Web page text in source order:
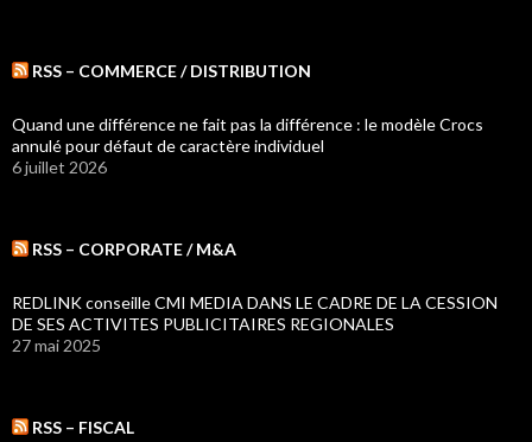
RSS – COMMERCE / DISTRIBUTION
Quand une différence ne fait pas la différence : le modèle Crocs
annulé pour défaut de caractère individuel
6 juillet 2026
RSS – CORPORATE / M&A
REDLINK conseille CMI MEDIA DANS LE CADRE DE LA CESSION
DE SES ACTIVITES PUBLICITAIRES REGIONALES
27 mai 2025
RSS – FISCAL